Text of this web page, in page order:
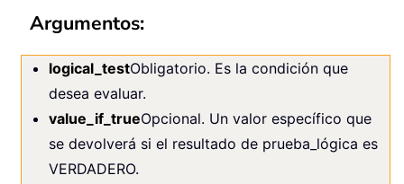
Argumentos:
logical_testObligatorio. Es la condición que
desea evaluar.
value_if_trueOpcional. Un valor específico que
se devolverá si el resultado de prueba_lógica es
VERDADERO.